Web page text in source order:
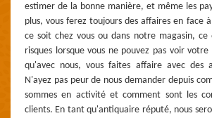
estimer de la bonne manière, et même les
plus, vous ferez toujours des affaires en face
ce soit chez vous ou dans notre magasin,
risques lorsque vous ne pouvez pas voir votre
qu'avec nous, vous faites affaire avec des
N'ayez pas peur de nous demander depuis
sommes en activité et comment sont les
clients. En tant qu'antiquaire réputé, nous